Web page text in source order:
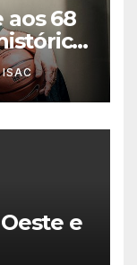
aos 68
ISAC
e